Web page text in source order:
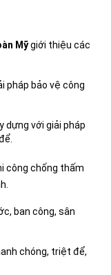
Mỹgiới thiệu các
pháp bảo vệ công
dựng với giải pháp
công chống thấm
ban công, sân
chóng, triệt để,